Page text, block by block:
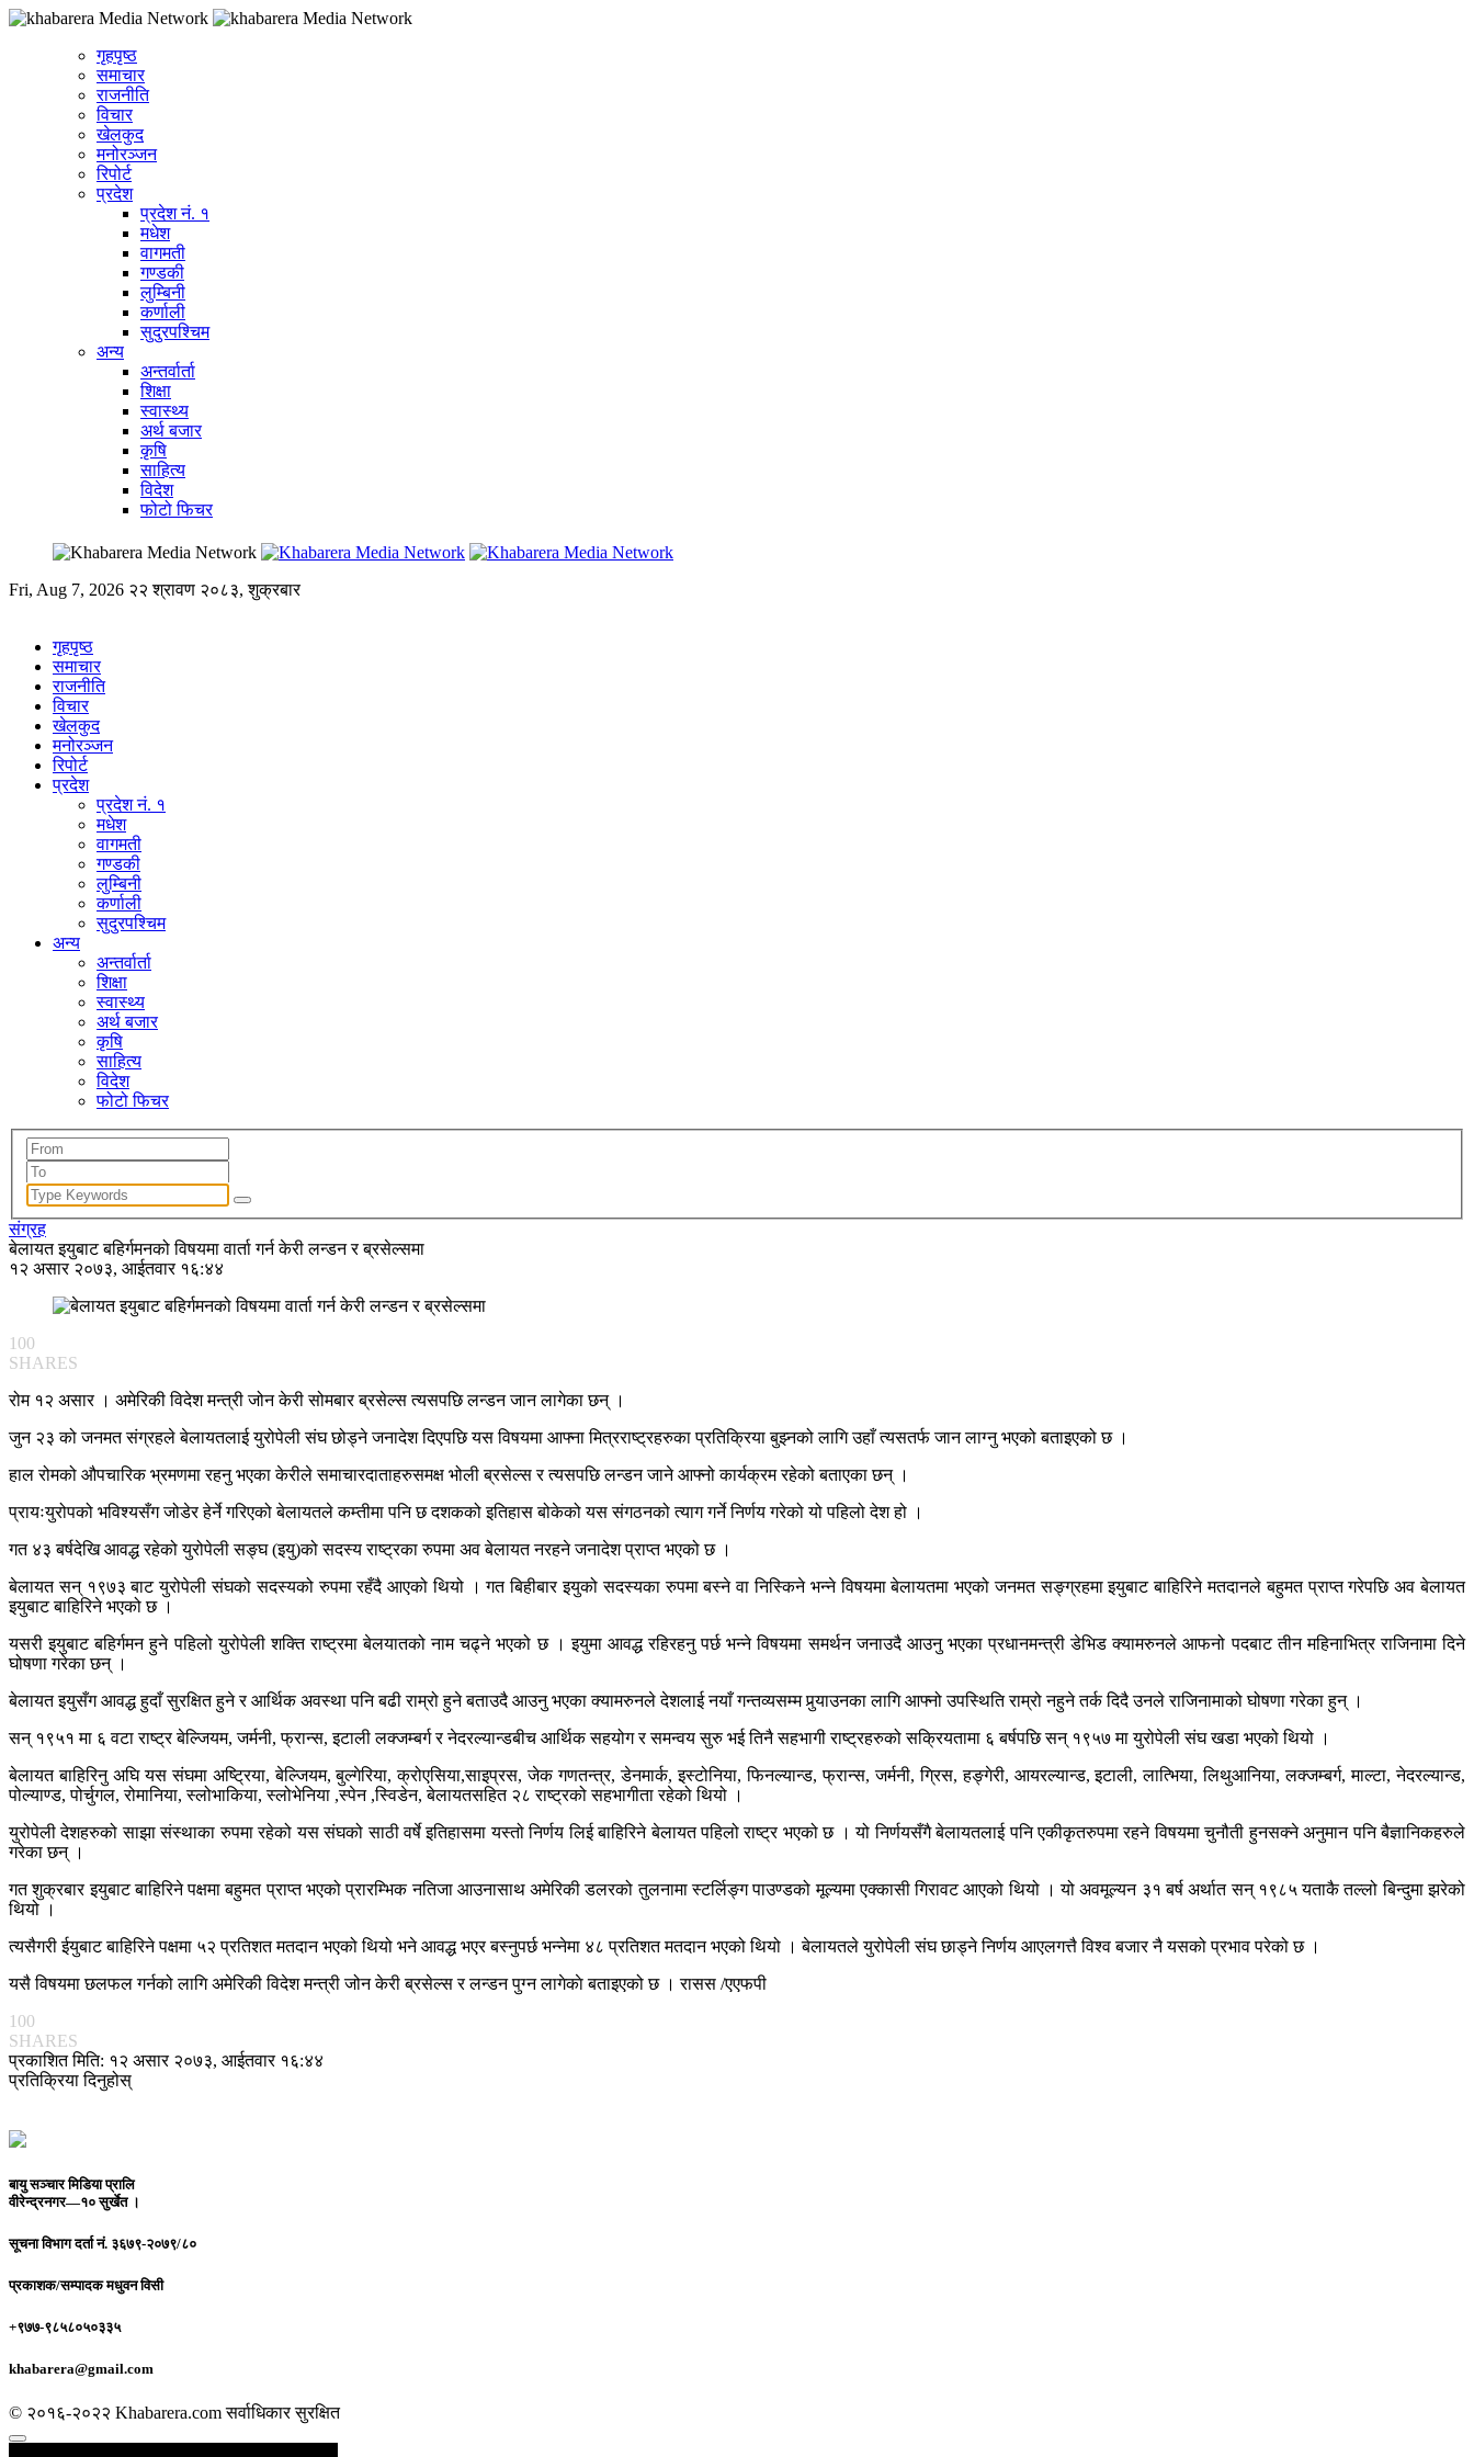
गृहपृष्ठ
समाचार
राजनीति
विचार
खेलकुद
मनोरञ्जन
रिपोर्ट
प्रदेश
प्रदेश नं. १
मधेश
वागमती
गण्डकी
लुम्बिनी
कर्णाली
सुदुरपश्चिम
अन्य
अन्तर्वार्ता
शिक्षा
स्वास्थ्य
अर्थ बजार
कृषि
साहित्य
विदेश
फोटो फिचर
Fri, Aug 7, 2026 २२ श्रावण २०८३, शुक्रबार
गृहपृष्ठ
समाचार
राजनीति
विचार
खेलकुद
मनोरञ्जन
रिपोर्ट
प्रदेश
प्रदेश नं. १
मधेश
वागमती
गण्डकी
लुम्बिनी
कर्णाली
सुदुरपश्चिम
अन्य
अन्तर्वार्ता
शिक्षा
स्वास्थ्य
अर्थ बजार
कृषि
साहित्य
विदेश
फोटो फिचर
संग्रह
बेलायत इयुबाट बहिर्गमनको विषयमा वार्ता गर्न केरी लन्डन र ब्रसेल्समा
१२ असार २०७३, आईतवार १६:४४
100
SHARES
रोम १२ असार । अमेरिकी विदेश मन्त्री जोन केरी सोमबार ब्रसेल्स त्यसपछि लन्डन जान लागेका छन् ।
जुन २३ को जनमत संग्रहले बेलायतलाई युरोपेली संघ छोड्ने जनादेश दिएपछि यस विषयमा आफ्ना मित्रराष्ट्रहरुका प्रतिक्रिया बुझ्नको लागि उहाँ त्यसतर्फ जान लाग्नु भएको बताइएको छ ।
हाल रोमको औपचारिक भ्रमणमा रहनु भएका केरीले समाचारदाताहरुसमक्ष भोली ब्रसेल्स र त्यसपछि लन्डन जाने आफ्नो कार्यक्रम रहेको बताएका छन् ।
प्रायःयुरोपको भविश्यसँग जोडेर हेर्ने गरिएको बेलायतले कम्तीमा पनि छ दशकको इतिहास बोकेको यस संगठनको त्याग गर्ने निर्णय गरेको यो पहिलो देश हो ।
गत ४३ बर्षदेखि आवद्ध रहेको युरोपेली सङ्घ (इयु)को सदस्य राष्ट्रका रुपमा अव बेलायत नरहने जनादेश प्राप्त भएको छ ।
बेलायत सन् १९७३ बाट युरोपेली संघको सदस्यको रुपमा रहँदै आएको थियो । गत बिहीबार इयुको सदस्यका रुपमा बस्ने वा निस्किने भन्ने विषयमा बेलायतमा भएको जनमत सङ्ग्रहमा इयुबाट बाहिरिने मतदानले बहुमत प्राप्त गरेपछि अव बेलायत
इयुबाट बाहिरिने भएको छ ।
यसरी इयुबाट बहिर्गमन हुने पहिलो युरोपेली शक्ति राष्ट्रमा बेलयातको नाम चढ्ने भएको छ । इयुमा आवद्ध रहिरहनु पर्छ भन्ने विषयमा समर्थन जनाउदै आउनु भएका प्रधानमन्त्री डेभिड क्यामरुनले आफनो पदबाट तीन महिनाभित्र राजिनामा दिने
घोषणा गरेका छन् ।
बेलायत इयुसँग आवद्ध हुदाँ सुरक्षित हुने र आर्थिक अवस्था पनि बढी राम्रो हुने बताउदै आउनु भएका क्यामरुनले देशलाई नयाँ गन्तव्यसम्म पुर्‍याउनका लागि आफ्नो उपस्थिति राम्रो नहुने तर्क दिदै उनले राजिनामाको घोषणा गरेका हुन् ।
सन् १९५१ मा ६ वटा राष्ट्र बेल्जियम, जर्मनी, फ्रान्स, इटाली लक्जम्बर्ग र नेदरल्यान्डबीच आर्थिक सहयोग र समन्वय सुरु भई तिनै सहभागी राष्ट्रहरुको सक्रियतामा ६ बर्षपछि सन् १९५७ मा युरोपेली संघ खडा भएको थियो ।
बेलायत बाहिरिनु अघि यस संघमा अष्ट्रिया, बेल्जियम, बुल्गेरिया, क्रोएसिया,साइप्रस, जेक गणतन्त्र, डेनमार्क, इस्टोनिया, फिनल्यान्ड, फ्रान्स, जर्मनी, ग्रिस, हङ्गेरी, आयरल्यान्ड, इटाली, लात्भिया, लिथुआनिया, लक्जम्बर्ग, माल्टा, नेदरल्यान्ड,
पोल्याण्ड, पोर्चुगल, रोमानिया, स्लोभाकिया, स्लोभेनिया ,स्पेन ,स्विडेन, बेलायतसहित २८ राष्ट्रको सहभागीता रहेको थियो ।
युरोपेली देशहरुको साझा संस्थाका रुपमा रहेको यस संघको साठी वर्षे इतिहासमा यस्तो निर्णय लिई बाहिरिने बेलायत पहिलो राष्ट्र भएको छ । यो निर्णयसँगै बेलायतलाई पनि एकीकृतरुपमा रहने विषयमा चुनौती हुनसक्ने अनुमान पनि बैज्ञानिकहरुले
गरेका छन् ।
गत शुक्रबार इयुबाट बाहिरिने पक्षमा बहुमत प्राप्त भएको प्रारम्भिक नतिजा आउनासाथ अमेरिकी डलरको तुलनामा स्टर्लिङ्ग पाउण्डको मूल्यमा एक्कासी गिरावट आएको थियो । यो अवमूल्यन ३१ बर्ष अर्थात सन् १९८५ यताकै तल्लो बिन्दुमा झरेको
थियो ।
त्यसैगरी ईयुबाट बाहिरिने पक्षमा ५२ प्रतिशत मतदान भएको थियो भने आवद्ध भएर बस्नुपर्छ भन्नेमा ४८ प्रतिशत मतदान भएको थियो । बेलायतले युरोपेली संघ छाड्ने निर्णय आएलगत्तै विश्व बजार नै यसको प्रभाव परेको छ ।
यसै विषयमा छलफल गर्नको लागि अमेरिकी विदेश मन्त्री जोन केरी ब्रसेल्स र लन्डन पुग्न लागेकाे बताइएको छ । रासस /एएफपी
100
SHARES
प्रकाशित मिति: १२ असार २०७३, आईतवार १६:४४
प्रतिक्रिया दिनुहोस्
बायु सञ्चार मिडिया प्रालि
वीरेन्द्रनगर—१० सुर्खेत ।
सूचना विभाग दर्ता नं. ३६७९-२०७९/८०
प्रकाशक/सम्पादकमधुवन विसी
+९७७-९८५८०५०३३५
khabarera@gmail.com
© २०१६-२०२२ Khabarera.com सर्वाधिकार सुरक्षित